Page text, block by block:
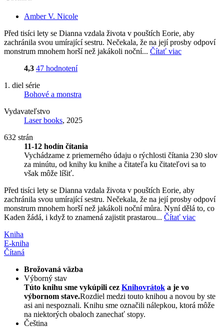
Amber V. Nicole
Před tisíci lety se Dianna vzdala života v pouštích Eorie, aby
zachránila svou umírající sestru. Nečekala, že na její prosby odpoví
monstrum mnohem horší než jakákoli noční... Čítať viac
4,3 47 hodnotení
1. diel série
Bohové a monstra
Vydavateľstvo
Laser books, 2025
632 strán
11-12 hodín čítania
Vychádzame z priemerného údaju o rýchlosti čítania 230 slov
za minútu, od knihy ku knihe a čitateľa ku čitateľovi sa to
však môže líšiť.
Před tisíci lety se Dianna vzdala života v pouštích Eorie, aby
zachránila svou umírající sestru. Nečekala, že na její prosby odpoví
monstrum mnohem horší než jakákoli noční můra. Nyní dělá to, co
Kaden žádá, i když to znamená zajistit prastarou... Čítať viac
Kniha
E-kniha
Čítaná
Brožovaná väzba
Výborný stav
Túto knihu sme vykúpili cez Knihovrátok a je vo
výbornom stave.Rozdiel medzi touto knihou a novou by ste
asi ani nespoznali. Knihu sme označili nálepkou, ktorá môže
na niektorých obaloch zanechať stopy.
Čeština